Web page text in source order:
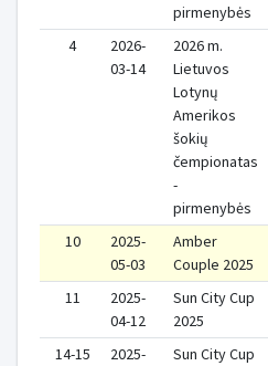
pirmenybės
4
2026-
03-14
2026 m.
Lietuvos
Lotynų
Amerikos
šokių
čempionatas
-
pirmenybės
10
2025-
05-03
Amber
Couple 2025
11
2025-
04-12
Sun City Cup
2025
14-15
2025-
Sun City Cup